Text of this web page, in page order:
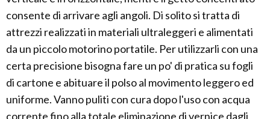
consente di arrivare agli angoli. Di solito si tratta di
attrezzi realizzati in materiali ultraleggeri e alimentati
da un piccolo motorino portatile. Per utilizzarli con una
certa precisione bisogna fare un po' di pratica su fogli
di cartone e abituare il polso al movimento leggero ed
uniforme. Vanno puliti con cura dopo l'uso con acqua
corrente fino alla totale eliminazione di vernice dagli